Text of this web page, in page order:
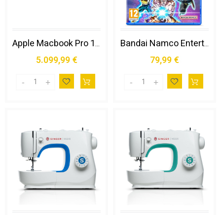
Apple Macbook Pro 16" M5 Max Chip 18‑core Cpu 40‑core Gpu, 48gb, 2tb Ssd - Nero Siderale
5.099,99 €
Bandai Namco Entertainment Dragon Ball: Sparking! Zero Standard Inglese, Giapponese Playstation 5
79,99 €